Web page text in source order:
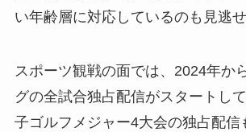
い年齢層に対応しているのも見逃せ
スポーツ観戦の面では、2024年か
グの全試合独占配信がスタートし
子ゴルフメジャー4大会の独占配信